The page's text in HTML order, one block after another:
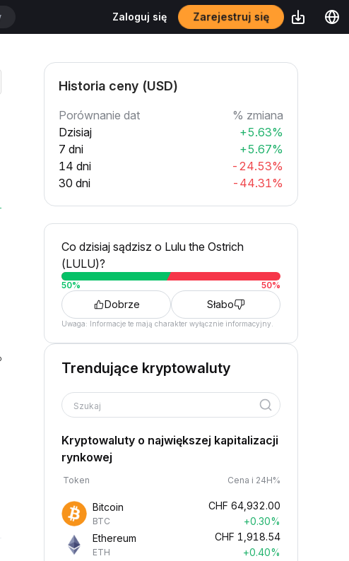
Zaloguj się Zarejestruj się
Historia ceny (USD)
Porównanie dat
% zmiana
Dzisiaj
+5.63%
7 dni
+5.67%
14 dni
-24.53%
30 dni
-44.31%
Co dzisiaj sądzisz o Lulu the Ostrich
(LULU)?
50% 50%
Dobrze Słabo
Uwaga: Informacje te mają charakter wyłącznie informacyjny.
Trendujące kryptowaluty
Szukaj
Kryptowaluty o największej kapitalizacji
rynkowej
Token Cena i 24H%
Bitcoin
BTC
CHF 64,932.00
+0.30%
Ethereum
ETH
CHF 1,918.54
+0.40%